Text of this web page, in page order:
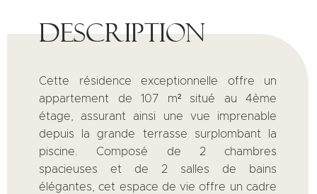
Description
Cette résidence exceptionnelle offre un
appartement de 107 m² situé au 4ème
étage, assurant ainsi une vue imprenable
depuis la grande terrasse surplombant la
piscine. Composé de 2 chambres
spacieuses et de 2 salles de bains
élégantes, cet espace de vie offre un cadre